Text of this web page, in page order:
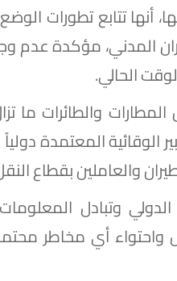
أنها تتابع تطورات
المدني، مؤكدة
الحالي.
والطائرات ما
الوقائية المعتمدة
والعاملين بقطاع
وتبادل
واحتواء أي مخاطر